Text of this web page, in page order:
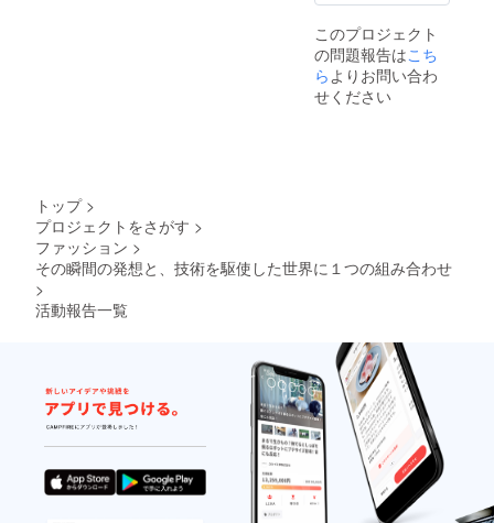
このプロジェクト
の問題報告はこち
らよりお問い合わ
せください
トップ >
プロジェクトをさがす >
ファッション >
その瞬間の発想と、技術を駆使した世界に１つの組み合わせ
>
活動報告一覧